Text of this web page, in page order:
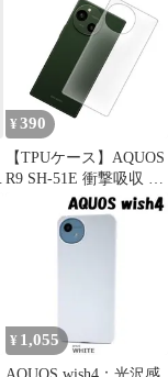
¥ 390
【TPUケース】AQUOS
R9 SH-51E 衝撃吸収 ク
リアケース 透明 スマホ
ケース ソフトケース
¥ 1,055